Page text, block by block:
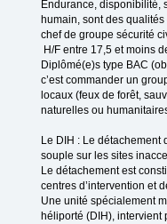
Endurance, disponibilité,
humain, sont des
chef de groupe sécurité
H/F entre 17,5 et moins
Diplômé(e)s type BAC
c’est commander un
locaux (feux de forêt,
naturelles ou
Le DIH : Le détachement
souple sur les sites
Le détachement est
centres d’intervention et
Une unité spécialement
héliporté (DIH),